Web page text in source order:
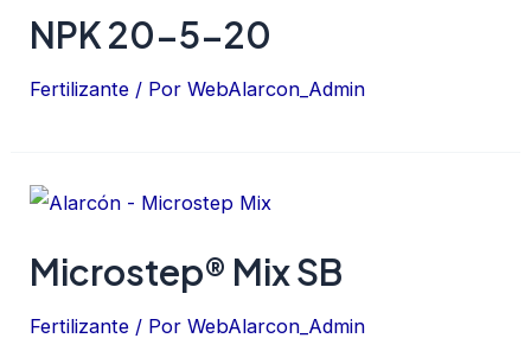
NPK 20-5-20
Fertilizante / PorWebAlarcon_Admin
Microstep® Mix SB
Fertilizante / PorWebAlarcon_Admin